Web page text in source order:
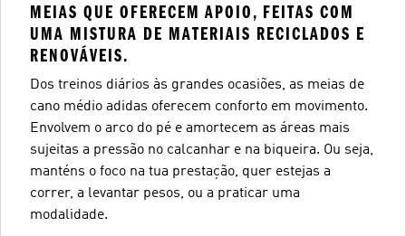
MEIAS QUE OFERECEM APOIO, FEITAS COM
UMA MISTURA DE MATERIAIS RECICLADOS E
RENOVÁVEIS.
Dos treinos diários às grandes ocasiões, as meias de
cano médio adidas oferecem conforto em movimento.
Envolvem o arco do pé e amortecem as áreas mais
sujeitas a pressão no calcanhar e na biqueira. Ou seja,
manténs o foco na tua prestação, quer estejas a
correr, a levantar pesos, ou a praticar uma
modalidade.